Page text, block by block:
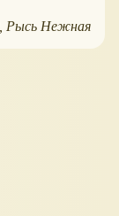
Рысь Нежная